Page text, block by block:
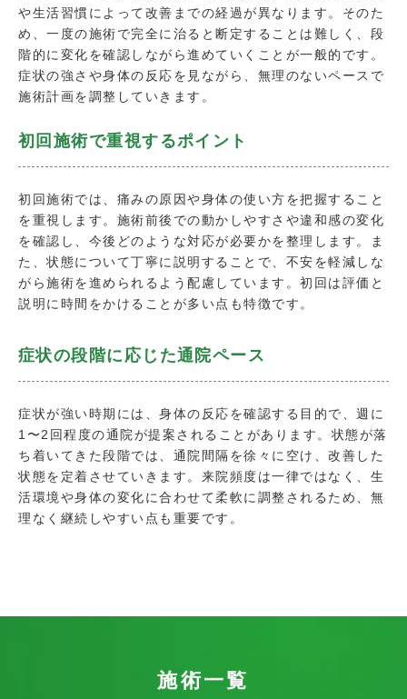
や生活習慣によって改善までの経過が異なります。そのた
め、一度の施術で完全に治ると断定することは難しく、段
階的に変化を確認しながら進めていくことが一般的です。
症状の強さや身体の反応を見ながら、無理のないペースで
施術計画を調整していきます。
初回施術で重視するポイント
初回施術では、痛みの原因や身体の使い方を把握すること
を重視します。施術前後での動かしやすさや違和感の変化
を確認し、今後どのような対応が必要かを整理します。ま
た、状態について丁寧に説明することで、不安を軽減しな
がら施術を進められるよう配慮しています。初回は評価と
説明に時間をかけることが多い点も特徴です。
症状の段階に応じた通院ペース
症状が強い時期には、身体の反応を確認する目的で、週に
1〜2回程度の通院が提案されることがあります。状態が落
ち着いてきた段階では、通院間隔を徐々に空け、改善した
状態を定着させていきます。来院頻度は一律ではなく、生
活環境や身体の変化に合わせて柔軟に調整されるため、無
理なく継続しやすい点も重要です。
施術一覧